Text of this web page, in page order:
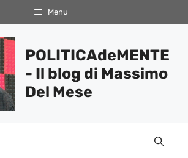
Menu
POLITICAdeMENTE
- Il blog di Massimo
Del Mese